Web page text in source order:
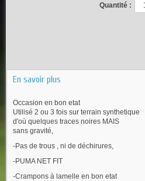
Quantité :
En savoir plus
Occasion en bon etat
Utilisé 2 ou 3 fois sur terrain synthetique
d'où quelques traces noires MAIS
sans gravité,
-Pas de trous , ni de déchirures,
-PUMA NET FIT
-Crampons à lamelle en bon etat